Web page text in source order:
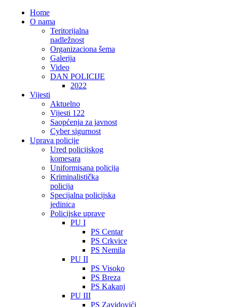
Home
O nama
Teritorijalna
nadležnost
Organizaciona šema
Galerija
Video
DAN POLICIJE
2022
Vijesti
Aktuelno
Vijesti 122
Saopćenja za javnost
Cyber sigurnost
Uprava policije
Ured policijskog
komesara
Uniformisana policija
Kriminalistička
policija
Specijalna policijska
jedinica
Policijske uprave
PU I
PS Centar
PS Crkvice
PS Nemila
PU II
PS Visoko
PS Breza
PS Kakanj
PU III
PS Zavidovići